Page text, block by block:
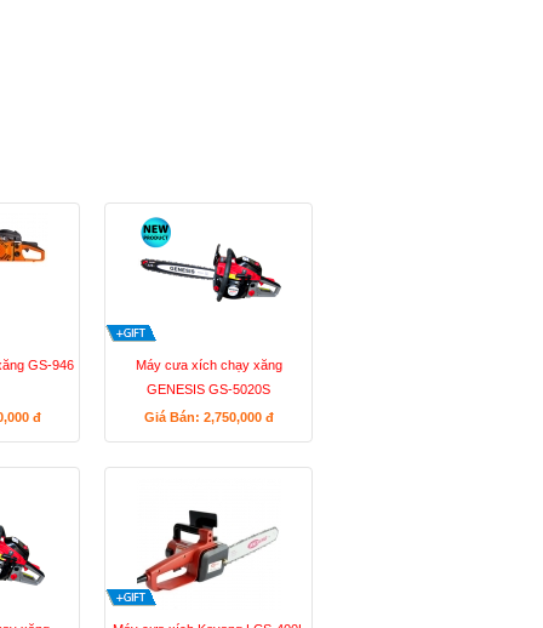
GS-946
đ
Máy cưa xích chạy xăng
GENESIS GS-5020S
Giá Bán: 2,750,000 đ